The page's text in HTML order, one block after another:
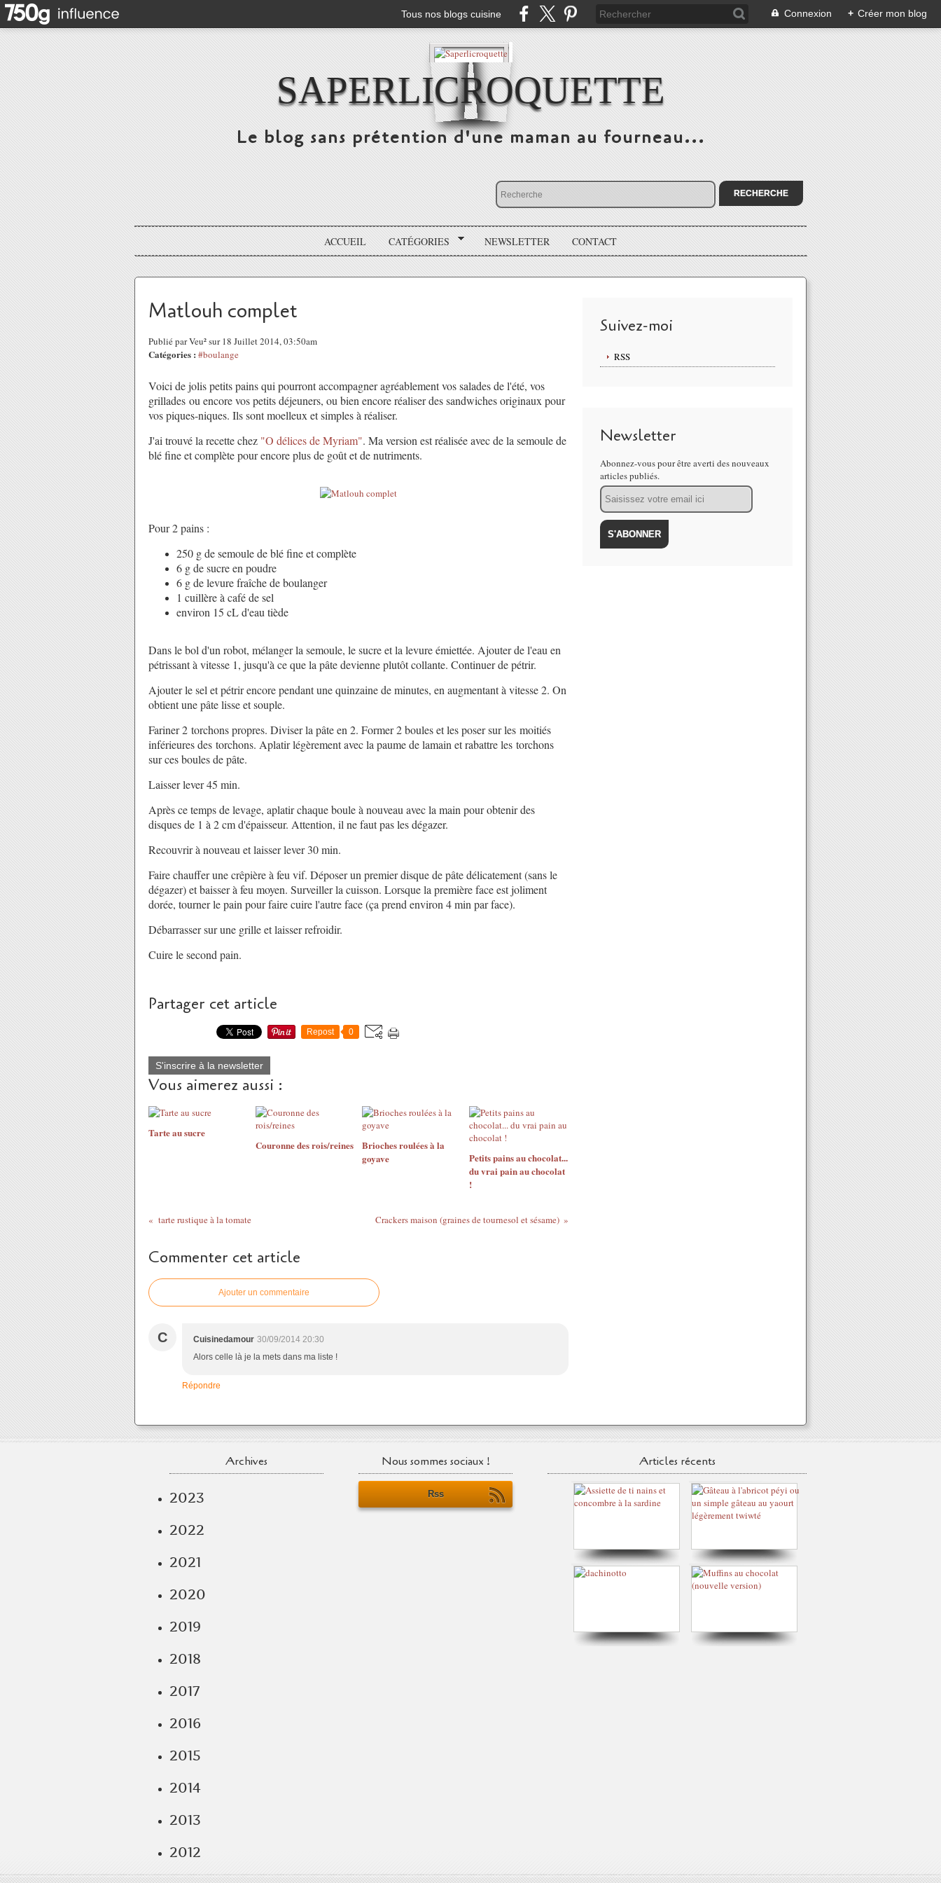
Tous nos blogs cuisine Connexion + Créer mon blog
SAPERLICROQUETTE
Le blog sans prétention d'une maman au fourneau...
ACCUEIL CATÉGORIES NEWSLETTER CONTACT
Matlouh complet
Publié par Veu² sur 18 Juillet 2014, 03:50am
Catégories : #boulange
Voici de jolis petits pains qui pourront accompagner agréablement vos salades de l'été, vos
grillades ou encore vos petits déjeuners, ou bien encore réaliser des sandwiches originaux pour
vos piques-niques. Ils sont moelleux et simples à réaliser.
J'ai trouvé la recette chez "O délices de Myriam". Ma version est réalisée avec de la semoule de
blé fine et complète pour encore plus de goût et de nutriments.
Pour 2 pains :
250 g de semoule de blé fine et complète
6 g de sucre en poudre
6 g de levure fraîche de boulanger
1 cuillère à café de sel
environ 15 cL d'eau tiède
Dans le bol d'un robot, mélanger la semoule, le sucre et la levure émiettée. Ajouter de l'eau en
pétrissant à vitesse 1, jusqu'à ce que la pâte devienne plutôt collante. Continuer de pétrir.
Ajouter le sel et pétrir encore pendant une quinzaine de minutes, en augmentant à vitesse 2. On
obtient une pâte lisse et souple.
Fariner 2 torchons propres. Diviser la pâte en 2. Former 2 boules et les poser sur les moitiés
inférieures des torchons. Aplatir légèrement avec la paume de lamain et rabattre les torchons
sur ces boules de pâte.
Laisser lever 45 min.
Après ce temps de levage, aplatir chaque boule à nouveau avec la main pour obtenir des
disques de 1 à 2 cm d'épaisseur. Attention, il ne faut pas les dégazer.
Recouvrir à nouveau et laisser lever 30 min.
Faire chauffer une crêpière à feu vif. Déposer un premier disque de pâte délicatement (sans le
dégazer) et baisser à feu moyen. Surveiller la cuisson. Lorsque la première face est joliment
dorée, tourner le pain pour faire cuire l'autre face (ça prend environ 4 min par face).
Débarrasser sur une grille et laisser refroidir.
Cuire le second pain.
Partager cet article
Repost 0
S'inscrire à la newsletter
Vous aimerez aussi :
Tarte au sucre
Couronne des rois/reines
Brioches roulées à la
goyave
Petits pains au chocolat...
du vrai pain au chocolat
!
tarte rustique à la tomate Crackers maison (graines de tournesol et sésame)
Commenter cet article
Ajouter un commentaire
C Cuisinedamour 30/09/2014 20:30
Alors celle là je la mets dans ma liste !
Répondre
Suivez-moi
RSS
Newsletter
Abonnez-vous pour être averti des nouveaux
articles publiés.
Email
Archives
2023
2022
2021
2020
2019
2018
2017
2016
2015
2014
2013
2012
Nous sommes sociaux !
Rss
Articles récents